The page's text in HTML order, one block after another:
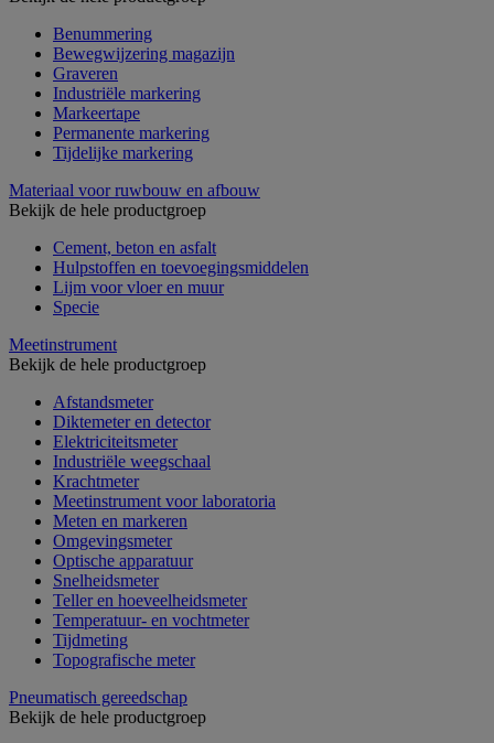
Benummering
Bewegwijzering magazijn
Graveren
Industriële markering
Markeertape
Permanente markering
Tijdelijke markering
Materiaal voor ruwbouw en afbouw
Bekijk de hele productgroep
Cement, beton en asfalt
Hulpstoffen en toevoegingsmiddelen
Lijm voor vloer en muur
Specie
Meetinstrument
Bekijk de hele productgroep
Afstandsmeter
Diktemeter en detector
Elektriciteitsmeter
Industriële weegschaal
Krachtmeter
Meetinstrument voor laboratoria
Meten en markeren
Omgevingsmeter
Optische apparatuur
Snelheidsmeter
Teller en hoeveelheidsmeter
Temperatuur- en vochtmeter
Tijdmeting
Topografische meter
Pneumatisch gereedschap
Bekijk de hele productgroep